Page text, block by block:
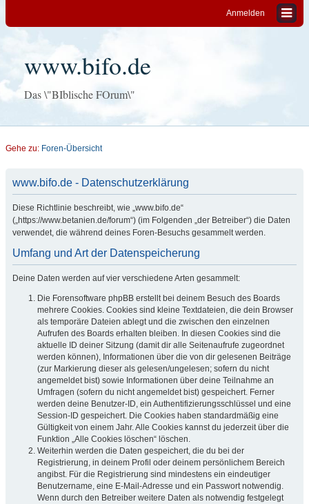
Anmelden
www.bifo.de
Das \"BIblische FOrum\"
Gehe zu: Foren-Übersicht
www.bifo.de - Datenschutzerklärung
Diese Richtlinie beschreibt, wie „www.bifo.de“
(„https://www.betanien.de/forum“) (im Folgenden „der Betreiber“) die Daten
verwendet, die während deines Foren-Besuchs gesammelt werden.
Umfang und Art der Datenspeicherung
Deine Daten werden auf vier verschiedene Arten gesammelt:
Die Forensoftware phpBB erstellt bei deinem Besuch des Boards
mehrere Cookies. Cookies sind kleine Textdateien, die dein Browser
als temporäre Dateien ablegt und die zwischen den einzelnen
Aufrufen des Boards erhalten bleiben. In diesen Cookies sind die
aktuelle ID deiner Sitzung (damit dir alle Seitenaufrufe zugeordnet
werden können), Informationen über die von dir gelesenen Beiträge
(zur Markierung dieser als gelesen/ungelesen; sofern du nicht
angemeldet bist) sowie Informationen über deine Teilnahme an
Umfragen (sofern du nicht angemeldet bist) gespeichert. Ferner
werden deine Benutzer-ID, ein Authentifizierungsschlüssel und eine
Session-ID gespeichert. Die Cookies haben standardmäßig eine
Gültigkeit von einem Jahr. Alle Cookies kannst du jederzeit über die
Funktion „Alle Cookies löschen“ löschen.
Weiterhin werden die Daten gespeichert, die du bei der
Registrierung, in deinem Profil oder deinem persönlichem Bereich
angibst. Für die Registrierung sind mindestens ein eindeutiger
Benutzername, eine E-Mail-Adresse und ein Passwort notwendig.
Wenn durch den Betreiber weitere Daten als notwendig festgelegt